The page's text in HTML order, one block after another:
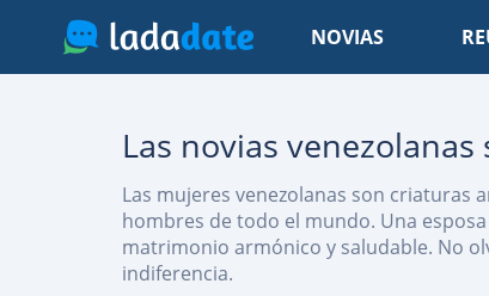
NOVIAS
Las novias
Las mujeres venezolanas son criaturas
hombres de todo el mundo. Una
matrimonio armónico y saludable. No
indiferencia.